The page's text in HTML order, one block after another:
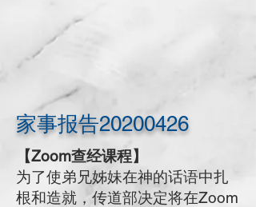
家事报告20200426
【Zoom查经课程】
为了使弟兄姊妹在神的话语中扎
根和造就，传道部决定将在Zoom